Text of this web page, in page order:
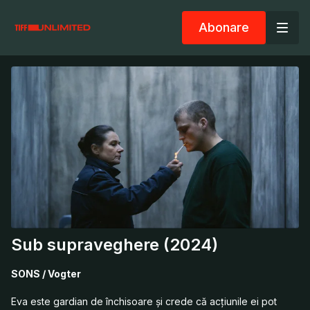
Abonare
Sub supraveghere (2024)
SONS / Vogter
Eva este gardian de închisoare şi crede că acţiunile ei pot